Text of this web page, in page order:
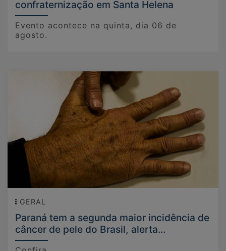
confraternização em Santa Helena
Evento acontece na quinta, dia 06 de
agosto.
GERAL
Paraná tem a segunda maior incidência de
câncer de pele do Brasil, alerta...